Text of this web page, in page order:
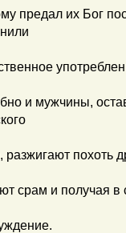
предал их Бог
и мужчины,
разжигают похоть
срам и получая в